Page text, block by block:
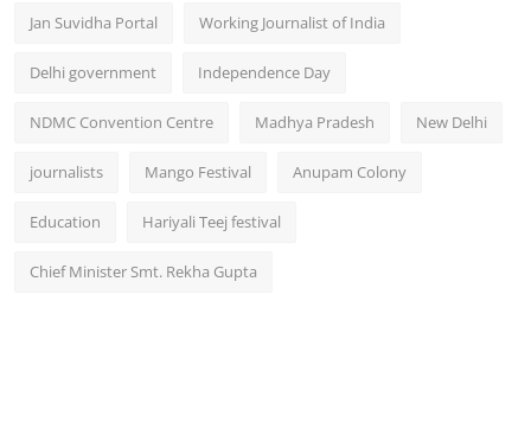
Jan Suvidha Portal Working Journalist of India
Delhi government Independence Day
NDMC Convention Centre Madhya Pradesh New Delhi
journalists Mango Festival Anupam Colony
Education Hariyali Teej festival
Chief Minister Smt. Rekha Gupta